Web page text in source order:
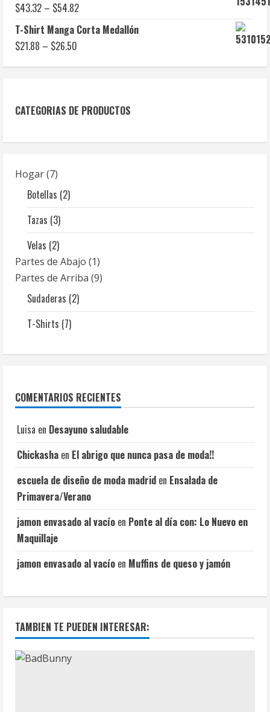
$43.32 – $54.82
T-Shirt Manga Corta Medallón
$21.88 – $26.50
CATEGORIAS DE PRODUCTOS
Hogar 7
Botellas 2
Tazas 3
Velas 2
Partes de Abajo 1
Partes de Arriba 9
Sudaderas 2
T-Shirts 7
COMENTARIOS RECIENTES
Luisa en Desayuno saludable
Chickasha en El abrigo que nunca pasa de moda!!
escuela de diseño de moda madrid en Ensalada de
Primavera/Verano
jamon envasado al vacío en Ponte al día con: Lo Nuevo en
Maquillaje
jamon envasado al vacío en Muffins de queso y jamón
TAMBIEN TE PUEDEN INTERESAR: